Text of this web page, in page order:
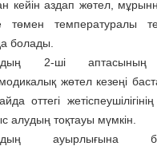
кейін аздап жөтел,
төмен температуралы
болады.
2-ші аптасының
жөтел кезеңі
оттегі
алудың тоқтауы мүмкін.
ауырлығына